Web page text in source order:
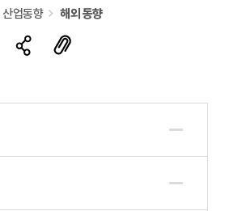
산업동향 해외 동향